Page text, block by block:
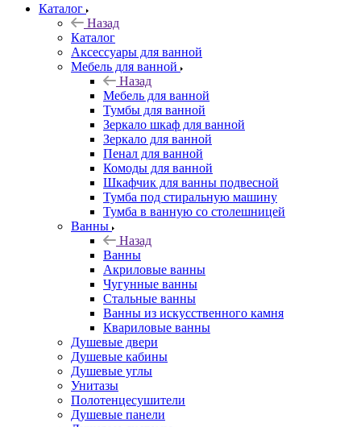
Каталог
Назад
Каталог
Аксессуары для ванной
Мебель для ванной
Назад
Мебель для ванной
Тумбы для ванной
Зеркало шкаф для ванной
Зеркало для ванной
Пенал для ванной
Комоды для ванной
Шкафчик для ванны подвесной
Тумба под стиральную машину
Тумба в ванную со столешницей
Ванны
Назад
Ванны
Акриловые ванны
Чугунные ванны
Стальные ванны
Ванны из искусственного камня
Квариловые ванны
Душевые двери
Душевые кабины
Душевые углы
Унитазы
Полотенцесушители
Душевые панели